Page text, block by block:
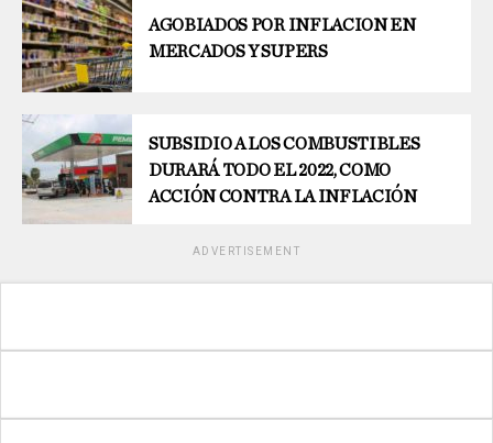
AGOBIADOS POR INFLACION EN
MERCADOS Y SUPERS
SUBSIDIO A LOS COMBUSTIBLES
DURARÁ TODO EL 2022, COMO
ACCIÓN CONTRA LA INFLACIÓN
ADVERTISEMENT